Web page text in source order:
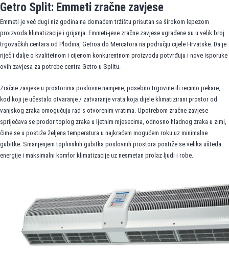
Getro Split: Emmeti zračne zavjese
Emmeti je već dugi niz godina na domaćem tržištu prisutan sa širokom lepezom
proizvoda klimatizacije i grijanja. Emmeti-jeve zračne zavjese ugrađene su u velik broj
trgovačkih centara od Plodina, Getroa do Mercatora na području cijele Hrvatske. Da je
riječ i dalje o kvalitetnom i cijenom konkurentnom proizvodu potvrđuju i nove isporuke
ovih zavjesa za potrebe centra Getro u Splitu.
Zračne zavjese u prostorima poslovne namjene, posebno trgovine ili recimo pekare,
kod koji je učestalo otvaranje / zatvaranje vrata koja dijele klimatizirani prostor od
vanjskog zraka omogućuju rad s otvorenim vratima. Upotrebom zračne zavjese
spriječava se prodor toplog zraka u ljetnim mjesecima, odnosno hladnog zraka u zimi,
čime se u postiže željena temperatura u najkraćem mogućem roku uz minimalne
gubitke. Smanjenjem toplinskih gubitka poslovnih prostora postiže se velika ušteda
energije i maksimalni komfor klimatizacije uz nesmetan prolaz ljudi i robe.